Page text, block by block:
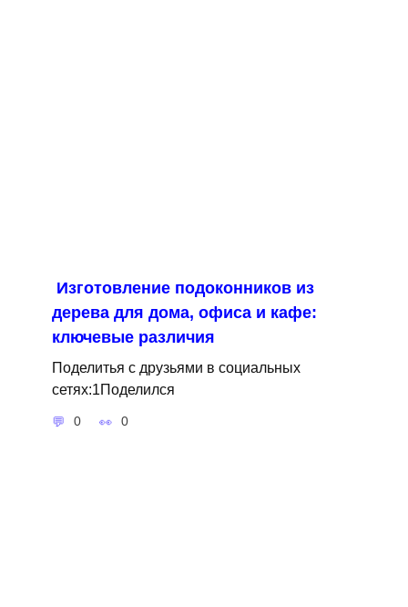
Изготовление подоконников из
дерева для дома, офиса и кафе:
ключевые различия
Поделитья с друзьями в социальных
сетях:1Поделился
0 0